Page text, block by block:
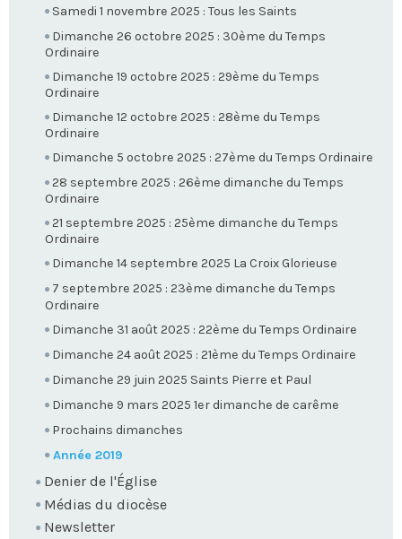
Samedi 1 novembre 2025 : Tous les Saints
Dimanche 26 octobre 2025 : 30ème du Temps
Ordinaire
Dimanche 19 octobre 2025 : 29ème du Temps
Ordinaire
Dimanche 12 octobre 2025 : 28ème du Temps
Ordinaire
Dimanche 5 octobre 2025 : 27ème du Temps Ordinaire
28 septembre 2025 : 26ème dimanche du Temps
Ordinaire
21 septembre 2025 : 25ème dimanche du Temps
Ordinaire
Dimanche 14 septembre 2025 La Croix Glorieuse
7 septembre 2025 : 23ème dimanche du Temps
Ordinaire
Dimanche 31 août 2025 : 22ème du Temps Ordinaire
Dimanche 24 août 2025 : 21ème du Temps Ordinaire
Dimanche 29 juin 2025 Saints Pierre et Paul
Dimanche 9 mars 2025 1er dimanche de carême
Prochains dimanches
Année 2019
Denier de l'Église
Médias du diocèse
Newsletter